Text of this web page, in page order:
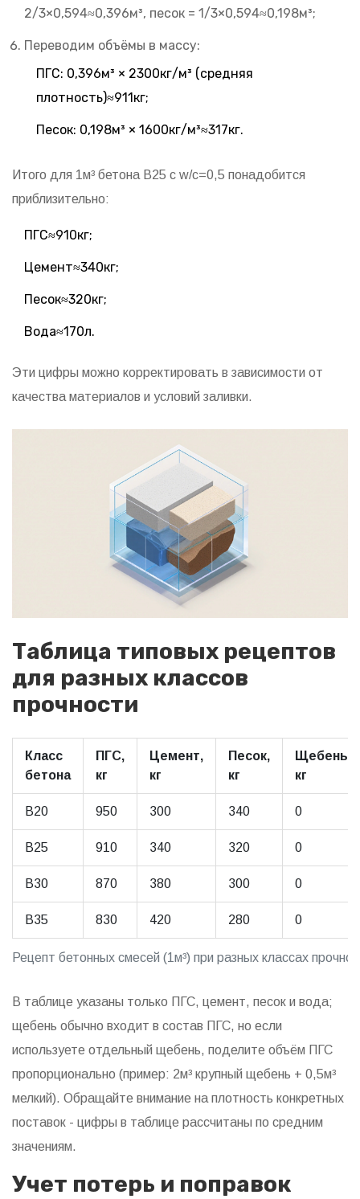
2/3×0,594≈0,396м³, песок = 1/3×0,594≈0,198м³;
Переводим объёмы в массу:
ПГС: 0,396м³ × 2300кг/м³ (средняя
плотность)≈911кг;
Песок: 0,198м³ × 1600кг/м³≈317кг.
Итого для 1м³ бетона B25 с w/c=0,5 понадобится
приблизительно:
ПГС≈910кг;
Цемент≈340кг;
Песок≈320кг;
Вода≈170л.
Эти цифры можно корректировать в зависимости от
качества материалов и условий заливки.
Таблица типовых рецептов
для разных классов
прочности
Рецепт бетонных смесей (1м³) при разных классах
Класс
бетона
ПГС,
кг
Цемент,
кг
Песок,
кг
Щебень,
кг
B20 950 300 340 0
B25 910 340 320 0
B30 870 380 300 0
B35 830 420 280 0
В таблице указаны только ПГС, цемент, песок и вода;
щебень обычно входит в состав ПГС, но если
используете отдельный щебень, поделите объём ПГС
пропорционально (пример: 2м³ крупный щебень + 0,5м³
мелкий). Обращайте внимание на плотность конкретных
поставок - цифры в таблице рассчитаны по средним
значениям.
Учет потерь и поправок